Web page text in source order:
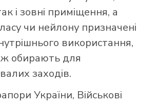
і зовні приміщення, а
чи нейлону призначені
використання,
обирають для
заходів.
України, Військові